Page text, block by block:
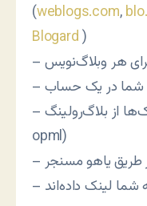
(weblogs.com,
Blogard)
هر وبلاگ‌نویس
شما در یک حساب
– وارد کردن مستقیم لینک‌ها از بلاگ‌رولینگ (import
opml)
طریق یاهو مسنجر
شما لینک داده‌اند